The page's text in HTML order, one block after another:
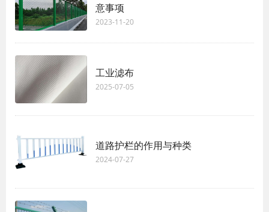
意事项
2023-11-20
工业滤布
2025-07-05
道路护栏的作用与种类
2024-07-27